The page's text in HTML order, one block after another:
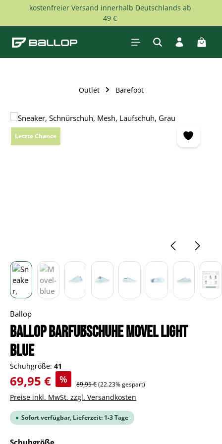
Zum Hauptinhalt springen
kostenfreier Versand innerhalb Deutschlands ab
49 €
Outlet Barefoot
Bildergalerie überspringen
Letzte Chance
Ballop
BALLOP Barfußschuhe Movel light
blue
Schuhgröße: 41
Verkaufspreis:
69,95 € % Regulärer Preis:
89,95 €(22.23% gespart)
Preise inkl. MwSt. zzgl. Versandkosten
Sofort verfügbar, Lieferzeit: 1-3 Tage
Schuhgrößeauswählen